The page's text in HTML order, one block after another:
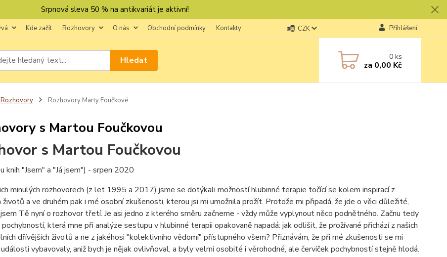
Srpnová sleva 50 % na antikvariát je aktivní!
Kde začít Rozhovory O nás Obchodní podmínky Kontakty CZK Přihlášení
Hledat 0ks
za 0,00 Kč
Rozhovory Rozhovory Marty Foučkové
s Martou Foučkovou
s Martou Foučkovou
knih "Jsem" a "Já jsem") - srpen 2020
minulých rozhovorech (z let 1995 a 2017) jsme se dotýkali možností hlubinné terapie točící se kolem inspirací z
životů a ve druhém pak i mé osobní zkušenosti, kterou jsi mi umožnila prožít. Protože mi připadá, že jde o věci důležité,
Tě nyní o rozhovor třetí. Je asi jedno z kterého směru začneme - vždy může vyplynout něco podnětného. Začnu tedy
která mne při analýze sestupu v hlubinné terapii opakovaně napadá: jak odlišit, že prožívané přichází z našich
dřívějších životů a ne z jakéhosi "kolektivního vědomí" přístupného všem? Přiznávám, že při mé zkušenosti se mi
vybavovaly, aniž bych je nějak ovlivňoval, a byly velmi osobité i věrohodné, ale červíček pochybností stejně hlodá.